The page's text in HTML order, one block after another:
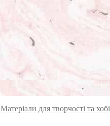
Матеріали для творчості та хобі